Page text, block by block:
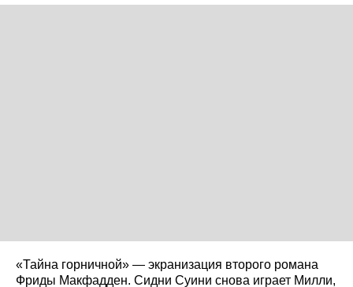
«Тайна горничной» — экранизация второго романа
Фриды Макфадден. Сидни Суини снова играет Милли,